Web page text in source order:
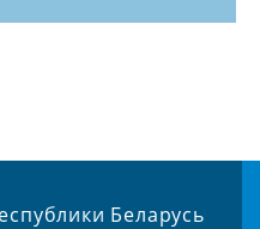
Беларусь